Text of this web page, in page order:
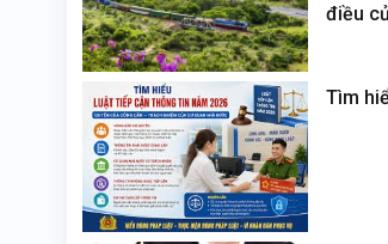
điều
Tìm